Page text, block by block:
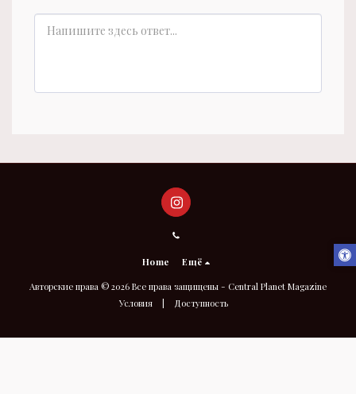
Home Ещё
Авторские права © 2026 Все права защищены - Central Planet Magazine
Условия| Доступность